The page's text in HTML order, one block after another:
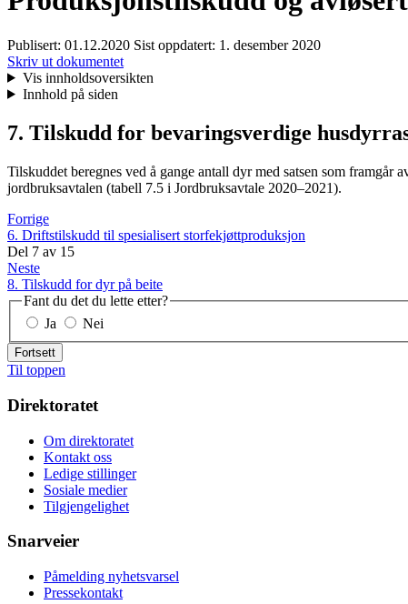
Publisert: 01.12.2020 Sist oppdatert: 1. desember 2020
Skriv ut dokumentet
Vis innholdsoversikten
Innhold på siden
7. Tilskudd for bevaringsverdige
Tilskuddet beregnes ved å gange antall dyr med satsen som
jordbruksavtalen (tabell 7.5 i Jordbruksavtale 2020–2021).
Forrige
6. Driftstilskudd til spesialisert storfekjøttproduksjon
Del 7 av 15
Neste
8. Tilskudd for dyr på beite
Fant du det du lette etter?
Ja
Nei
Fortsett
Til toppen
Direktoratet
Om direktoratet
Kontakt oss
Ledige stillinger
Sosiale medier
Tilgjengelighet
Snarveier
Påmelding nyhetsvarsel
Pressekontakt